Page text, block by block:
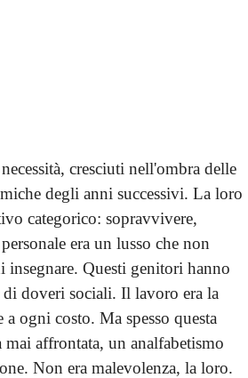
cresciuti nell'ombra delle
degli anni successivi. La loro
categorico: sopravvivere,
era un lusso che non
Questi genitori hanno
doveri sociali. Il lavoro era la
ogni costo. Ma spesso questa
affrontata, un analfabetismo
Non era malevolenza, la loro.